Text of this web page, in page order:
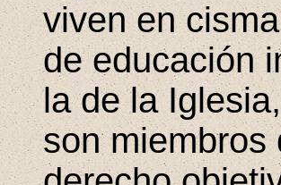
viven en
de educación
la de la
son miembros